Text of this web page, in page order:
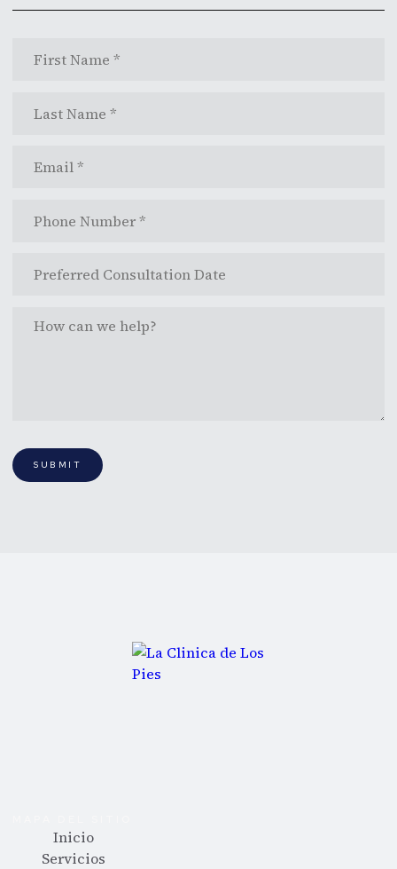
SUBMIT
Inicio
Servicios